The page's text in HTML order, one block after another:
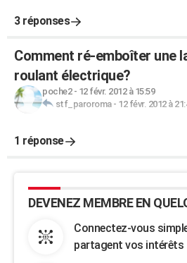
3 réponses
Comment ré-emboîter une
roulant électrique?
poche2- 12 févr. 2012 à 15:59
stf_paroroma- 12 févr. 2012 à
1 réponse
DEVENEZ MEMBRE EN
Connectez-vous
partagent vos intérêts